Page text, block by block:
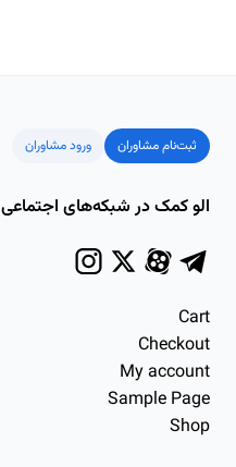
ثبت‌نام مشاوران ورود مشاوران
الو کمک در شبکه‌های اجتماعی
Cart
Checkout
My account
Sample Page
Shop